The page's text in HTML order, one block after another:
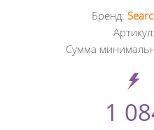
Бренд:
Артикул:
Сумма
1